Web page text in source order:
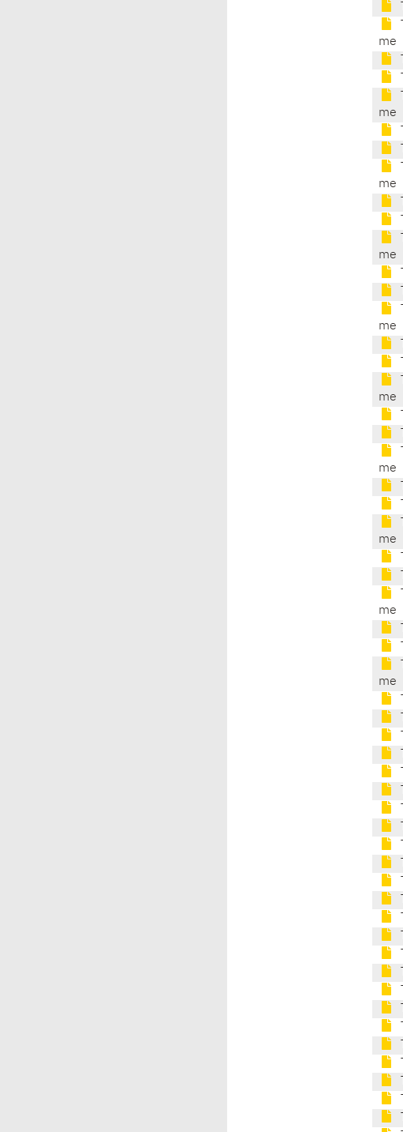
me
me
me
me
me
me
me
me
me
me